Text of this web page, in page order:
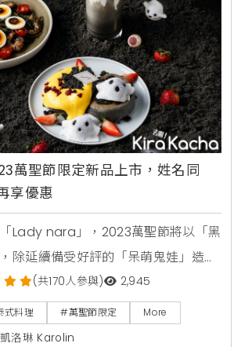
萬聖節限定新品上市，姓名同
享優惠
Lady nara」，2023萬聖節將以「黑
除延續備受好評的「呆萌鬼娃」造
竹炭等黑色元素，將餐點化身暗黑系
款萬聖節限定新品，吃得到芝麻內餡
莓小鬼舒芙蕾」、創意泰式青醬「烏
(共170人參與) 2,945
式料理 #萬聖節限定 More
洛琳 Karolin